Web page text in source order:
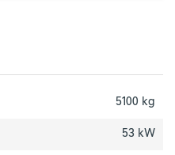
5100 kg
53 kW